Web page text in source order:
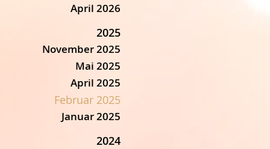
April 2026
2025
November 2025
Mai 2025
April 2025
Februar 2025
Januar 2025
2024